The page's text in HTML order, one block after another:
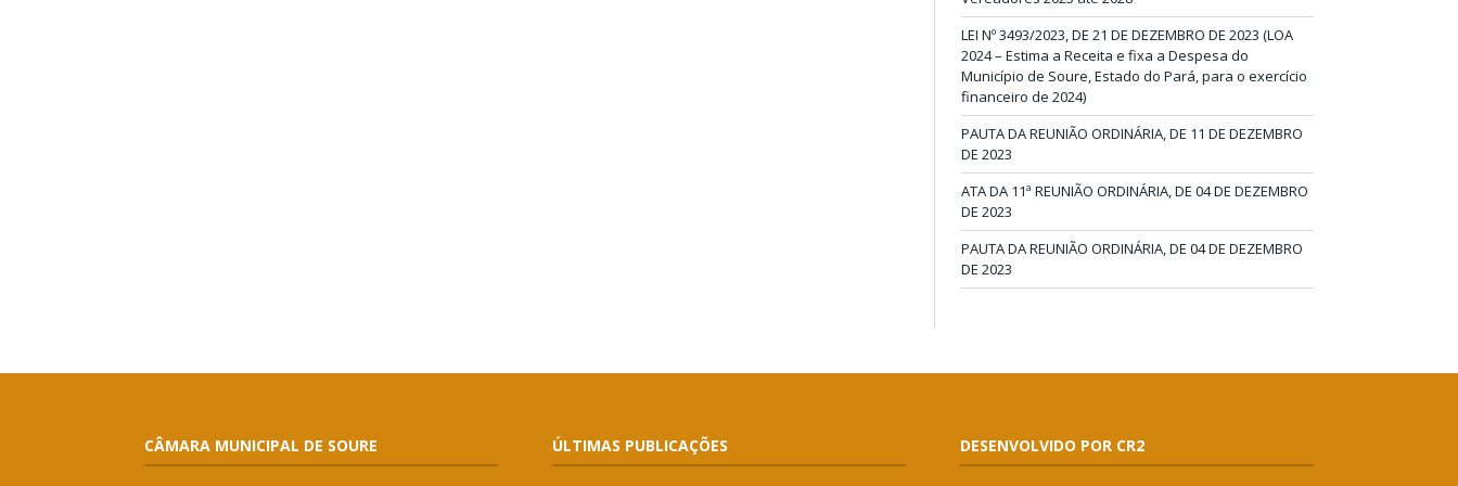
LEI Nº 3493/2023, DE 21 DE DEZEMBRO DE 2023 (LOA
2024 – Estima a Receita e fixa a Despesa do
Município de Soure, Estado do Pará, para o exercício
financeiro de 2024)
PAUTA DA REUNIÃO ORDINÁRIA, DE 11 DE DEZEMBRO
DE 2023
ATA DA 11ª REUNIÃO ORDINÁRIA, DE 04 DE DEZEMBRO
DE 2023
PAUTA DA REUNIÃO ORDINÁRIA, DE 04 DE DEZEMBRO
DE 2023
CÂMARA MUNICIPAL DE SOURE ÚLTIMAS PUBLICAÇÕES DESENVOLVIDO POR CR2